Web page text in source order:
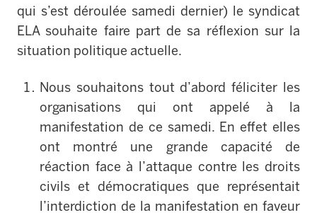
qui s’est déroulée samedi dernier) le syndicat
ELA souhaite faire part de sa réflexion sur la
situation politique actuelle.
Nous souhaitons tout d’abord féliciter les
organisations qui ont appelé à la
manifestation de ce samedi. En effet elles
ont montré une grande capacité de
réaction face à l’attaque contre les droits
civils et démocratiques que représentait
l’interdiction de la manifestation en faveur